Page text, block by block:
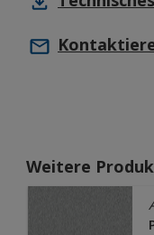
Weitere